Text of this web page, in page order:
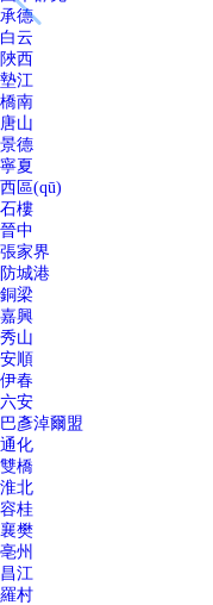
承德
白云
陜西
墊江
橋南
唐山
景德
寧夏
西區(qū)
石樓
晉中
張家界
防城港
銅梁
嘉興
秀山
安順
伊春
六安
巴彥淖爾盟
通化
雙橋
淮北
容桂
襄樊
亳州
昌江
羅村